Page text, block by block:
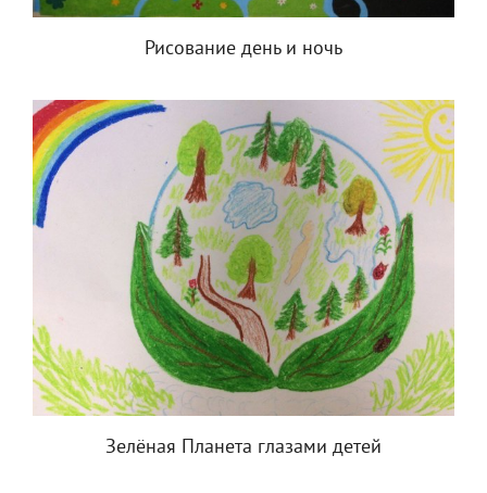
Рисование день и ночь
Зелёная Планета глазами детей